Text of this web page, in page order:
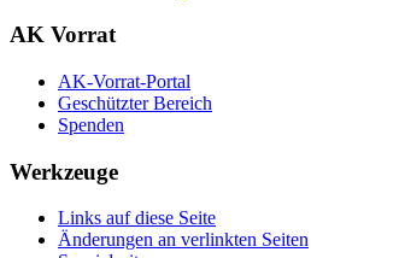
AK Vorrat
AK-Vorrat-Portal
Geschützter Bereich
Spenden
Werkzeuge
Links auf diese Seite
Änderungen an verlinkten Seiten